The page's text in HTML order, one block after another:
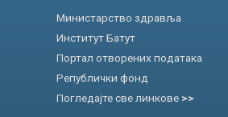
Министарство здравља
Институт Батут
Портал отворених података
Републички фонд
Погледајте све линкове >>